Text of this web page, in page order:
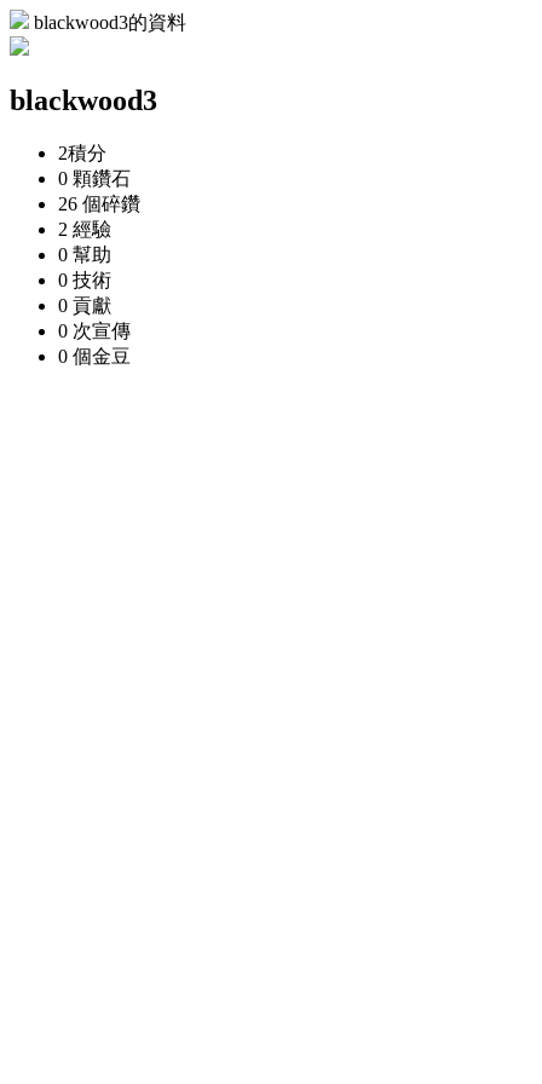
blackwood3的資料
blackwood3
2積分
0 顆鑽石
26 個碎鑽
2 經驗
0 幫助
0 技術
0 貢獻
0 次宣傳
0 個金豆